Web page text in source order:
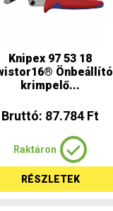
Knipex 97 53 18
Önbeállító
krimpelő...
Bruttó: 87.784 Ft
Raktáron
RÉSZLETEK